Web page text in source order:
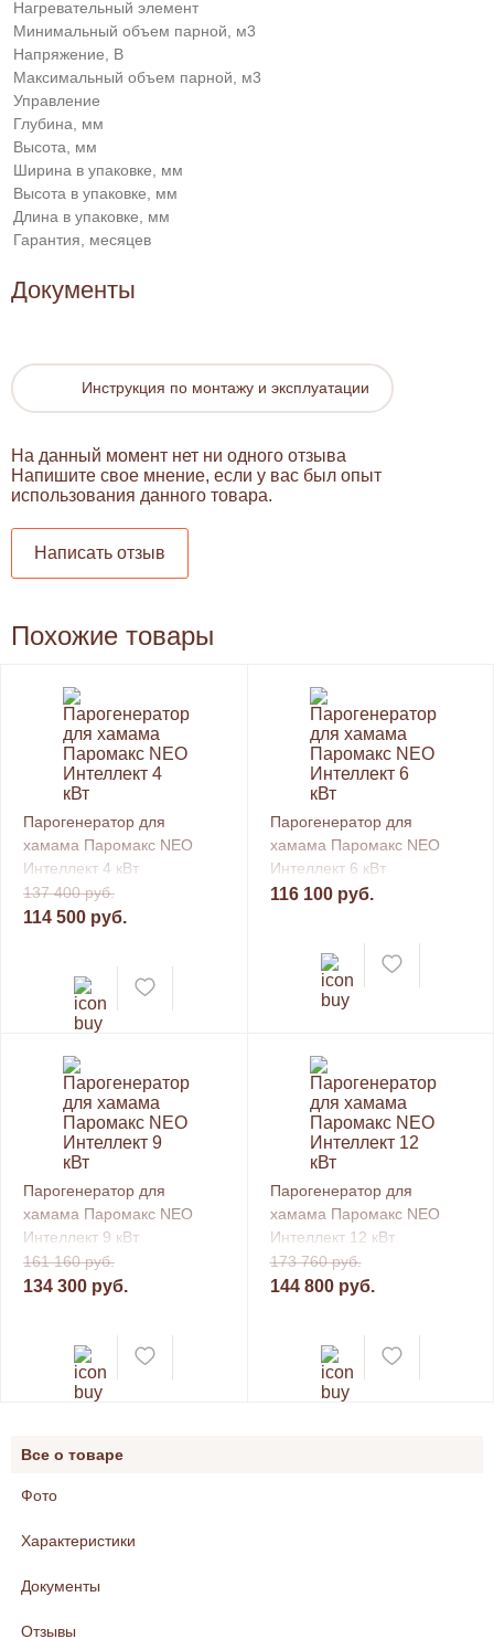
Нагревательный элемент
Минимальный объем парной, м3
Напряжение, В
Максимальный объем парной, м3
Управление
Глубина, мм
Высота, мм
Ширина в упаковке, мм
Высота в упаковке, мм
Длина в упаковке, мм
Гарантия, месяцев
Документы
Инструкция по монтажу и эксплуатации
На данный момент нет ни одного отзыва
Напишите свое мнение, если у вас был опыт
использования данного товара.
Написать отзыв
Похожие товары
Парогенератор для
хамама Паромакс NEO
Интеллект 4 кВт
137 400 руб.
114 500 руб.
Парогенератор для
хамама Паромакс NEO
Интеллект 6 кВт
116 100 руб.
Парогенератор для
хамама Паромакс NEO
Интеллект 9 кВт
161 160 руб.
134 300 руб.
Парогенератор для
хамама Паромакс NEO
Интеллект 12 кВт
173 760 руб.
144 800 руб.
Все о товаре
Фото
Характеристики
Документы
Отзывы